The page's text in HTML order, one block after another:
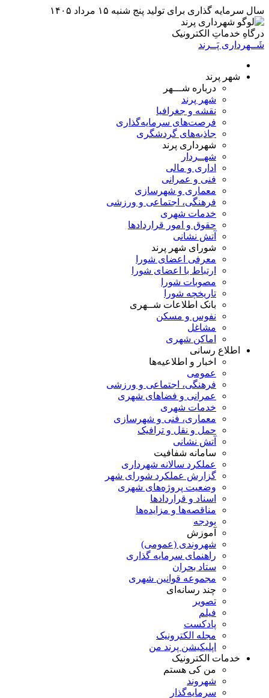
سال سرمایه گذاری برای تولید پنج شنبه ۱۵ مرداد ۱۴۰۵
درگاهِ خدماتِ الکترونیک
شَــهرداری پَــرند
شهر پرند
درباره شـــهر
شهر پرند
نقشه و جغرافیا
فرصت‌های سرمایه‌گذاری
جاذبه‌های گردشگری
شهرداری پرند
شهــردار
اداری و مالی
فنی و عمرانی
معماری و شهرسازی
فرهنگی، اجتماعی و ورزشی
خدمات شهری
حقوق و امور قراردادها
آتش نشانی
شورای شهر پرند
معرفی اعضای شورا
ارتباط با اعضای شورا
مصوبات شورا
تاریخچه شورا
بانک اطلاعات شــهری
نفوس و مسکن
مشاغل
اماکن شهری
اطلاع رسانی
اخبار و اطلاعیه‌ها
عمومی
فرهنگی، اجتماعی و ورزشی
عمرانی و فضاهای شهری
خدمات شهری
معماری، فنی و شهرسازی
حمل و نقل و ترافیک
آتش نشانی
سامانه شفافیت
عملکرد سالانه شهرداری
گزارش عملکرد شورای شهر
وضعیت پروژه‌های شهری
اسناد و قراردادها
مناقصه‌ها و مزایده‌ها
بودجه
آموزش
شهروندی (عمومی)
راهنمای سرمایه گذاری
ستاد بحران
مجموعه قوانین شهری
چند رسانه‌ای
تصویر
فیلم
پادکست
مجله الکترونیک
اپلیکیشن پرند من
خدمات الکترونیک
من کی هستم
شهروند
سرمایه‌گذار